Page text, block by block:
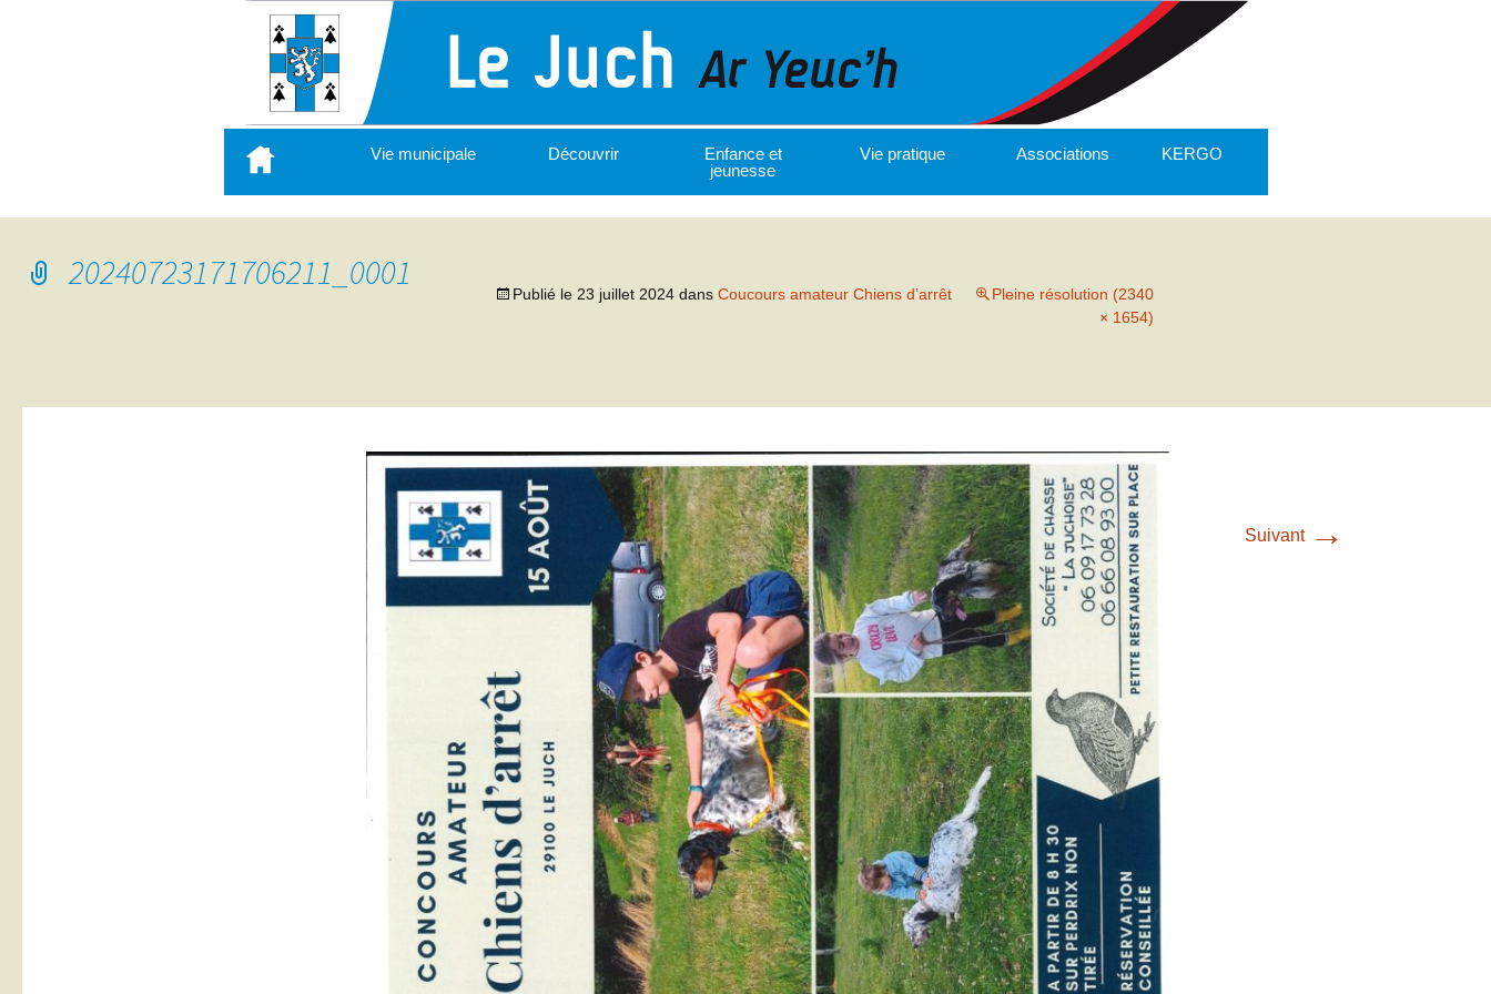
contenu
principal
Vie municipale Découvrir
Enfance et
jeunesse
Vie pratique Associations KERGO
20240723171706211_0001
Publié le 23 juillet 2024 dans Coucours amateur Chiens d’arrêt
Pleine résolution (2340
× 1654)
Suivant →